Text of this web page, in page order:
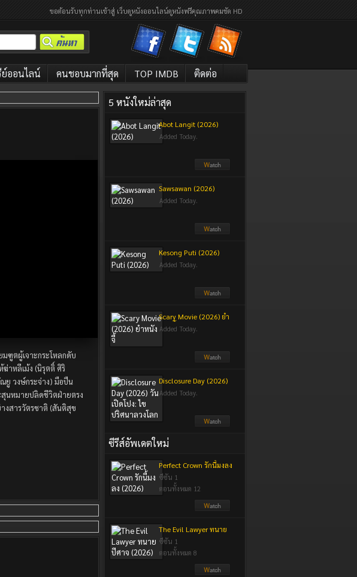
ขอต้อนรับทุกท่านเข้าสู่ เว็บดูหนังออนไลน์ดูหนังฟรีคุณภาพคมชัด HD
ออนไลน์ คนชอบมากที่สุด TOP IMDB ติดต่อ
ฑูตผู้เจาะกระโหลกดับ
าหลีเม้ง (นิรุตติ์ ศิริ
ยู วงษ์กระจ่าง) มือปืน
นหมายปลิดชีวิตฝ่ายตรง
งสารวัตรชาติ (สันติสุข
5 หนังใหม่ล่าสุด
Abot Langit (2026)
Added Today.
Sawsawan (2026)
Added Today.
Kesong Puti (2026)
Added Today.
Scary Movie (2026) ยำ
หนังจี้
Added Today.
Disclosure Day (2026)
วันเปิดโปง: ไขปริศนา
Added Today.
ซีรีส์อัพเดตใหม่
Perfect Crown รักนี้มงลง
(2026)
ซีซัน 1
ตอนทั้งหมด 12
The Evil Lawyer ทนาย
ปีศาจ (2026)
ซีซัน 1
ตอนทั้งหมด 8